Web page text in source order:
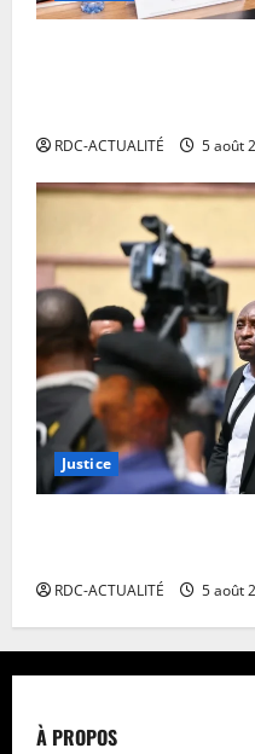
RDC-ACTUALITÉ 5 août
Justice
RDC-ACTUALITÉ 5 août
À PROPOS